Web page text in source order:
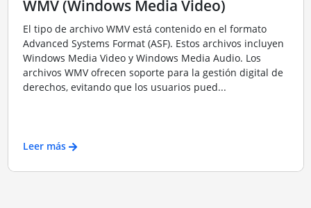
WMV (Windows Media Video)
El tipo de archivo WMV está contenido en el formato
Advanced Systems Format (ASF). Estos archivos incluyen
Windows Media Video y Windows Media Audio. Los
archivos WMV ofrecen soporte para la gestión digital de
derechos, evitando que los usuarios pued...
Leer más